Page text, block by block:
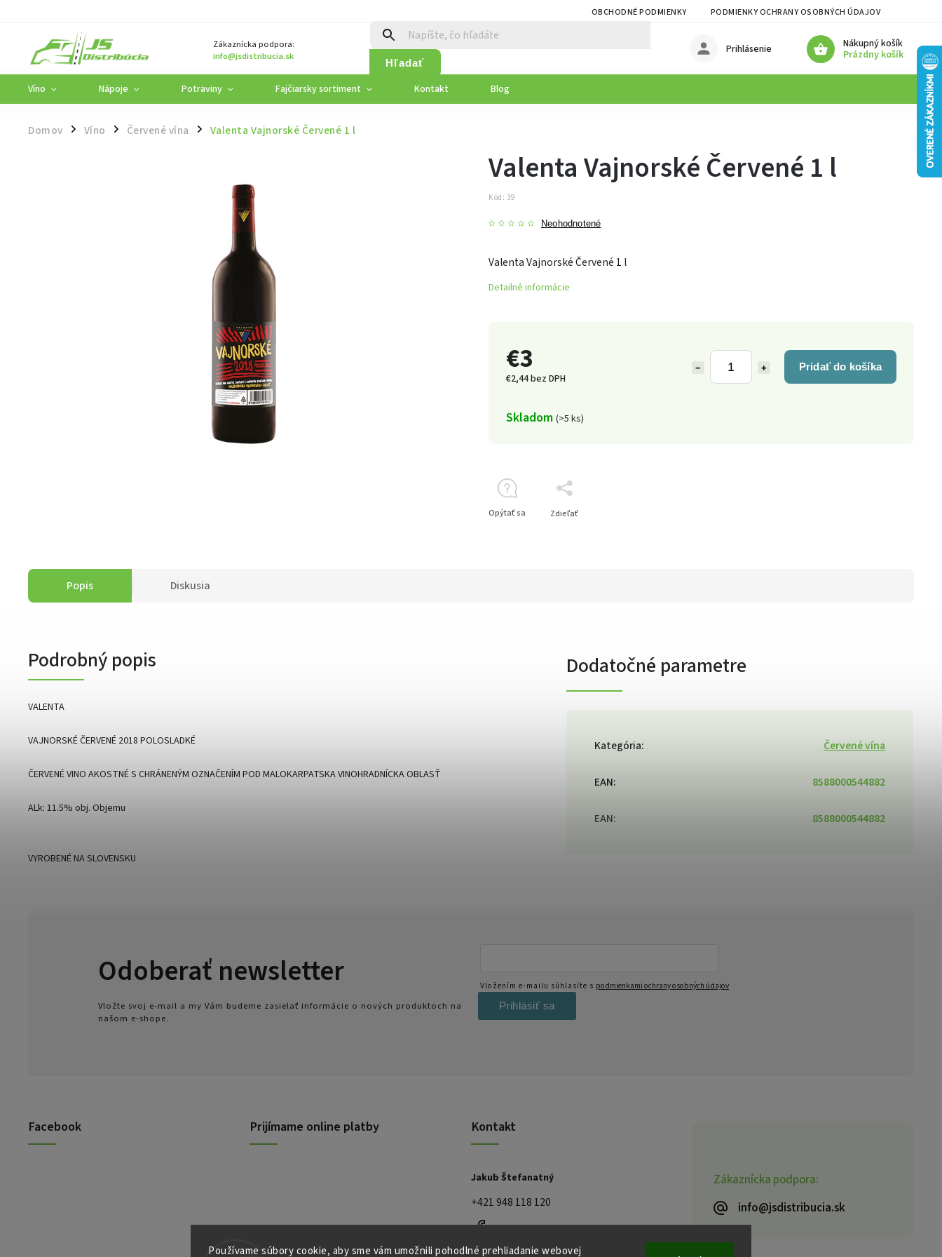
Používame súbory cookie, aby sme vám umožnili pohodlné prehliadanie webovej
OBCHODNÉ PODMIENKY PODMIENKY OCHRANY OSOBNÝCH ÚDAJOV
Zákaznícka podpora:
info@jsdistribucia.sk
Hľadať
Nákupný košík
Prázdny košík
Prihlásenie
Víno Nápoje Potraviny Fajčiarsky sortiment Kontakt Blog
Domov / Víno / Červené vína / Valenta Vajnorské Červené 1 l
€3
€2,44 bez DPH
+
− Pridať do košíka
Skladom (>5 ks)
Valenta Vajnorské Červené 1 l
Kód: 39
Neohodnotené
Valenta Vajnorské Červené 1 l
Detailné informácie
Opýtať sa Zdieľať
Popis Diskusia
Podrobný popis
VALENTA
VAJNORSKÉ ČERVENÉ 2018 POLOSLADKÉ
ČERVENÉ VINO AKOSTNÉ S CHRÁNENÝM OZNAČENÍM POD MALOKARPATSKA VINOHRADNÍCKA OBLASŤ
ALk: 11.5% obj. Objemu
VYROBENÉ NA SLOVENSKU
Dodatočné parametre
Kategória: Červené vína
EAN: 8588000544882
EAN: 8588000544882
Zákaznícka podpora:
info@jsdistribucia.sk
Facebook Prijímame online platby Kontakt
Jakub Štefanatný
+421 948 118 120
Odoberať newsletter
Vložte svoj e-mail a my Vám budeme zasielať informácie o nových produktoch na
našom e-shope.
Vložením e-mailu súhlasíte s podmienkami ochrany osobných údajov
Prihlásiť sa